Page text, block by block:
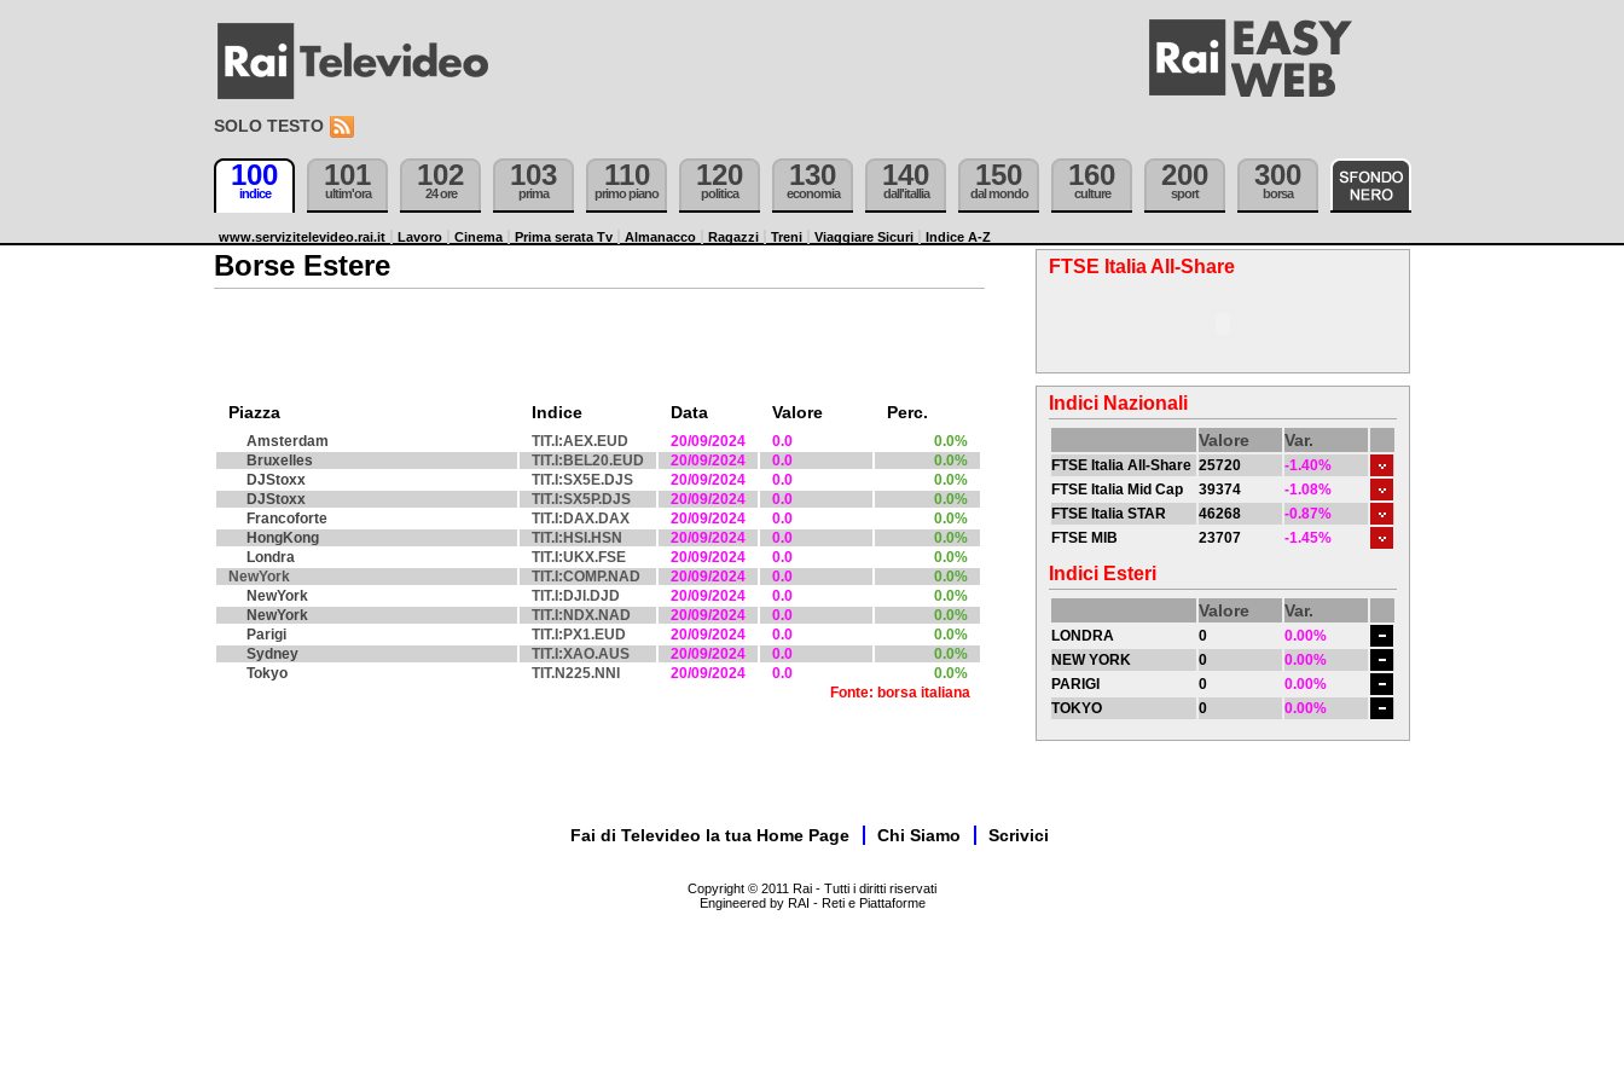
SOLO TESTO
100
indice
101
ultim'ora
102
24 ore
103
prima
110
primo piano
120
politica
130
economia
140
dall'itallia
150
dal mondo
160
culture
200
sport
300
borsa
www.servizitelevideo.rai.it Lavoro Cinema Prima serata Tv Almanacco Ragazzi Treni Viaggiare Sicuri Indice A-Z
Borse Estere
Piazza Indice Data Valore Perc.
Amsterdam TIT.I:AEX.EUD 20/09/2024 0.0
0.0%
Bruxelles
TIT.I:BEL20.EUD 20/09/2024 0.0
0.0%
DJStoxx
TIT.I:SX5E.DJS 20/09/2024 0.0
0.0%
DJStoxx
TIT.I:SX5P.DJS 20/09/2024 0.0
0.0%
Francoforte
TIT.I:DAX.DAX 20/09/2024 0.0
0.0%
HongKong
TIT.I:HSI.HSN 20/09/2024 0.0
0.0%
Londra
TIT.I:UKX.FSE 20/09/2024 0.0
0.0%
NewYork
TIT.I:COMP.NAD 20/09/2024 0.0
0.0%
NewYork
TIT.I:DJI.DJD 20/09/2024 0.0
0.0%
NewYork
TIT.I:NDX.NAD 20/09/2024 0.0
0.0%
Parigi
TIT.I:PX1.EUD 20/09/2024 0.0
0.0%
Sydney
TIT.I:XAO.AUS 20/09/2024 0.0
0.0%
Tokyo
TIT.N225.NNI 20/09/2024 0.0
0.0%
Fonte: borsa italiana
FTSE Italia All-Share
Indici Nazionali
Valore Var.
FTSE Italia All-Share 25720
-1.40%
FTSE Italia Mid Cap
39374
-1.08%
FTSE Italia STAR
46268
-0.87%
FTSE MIB
23707 -1.45%
Indici Esteri
Valore Var.
LONDRA 0
0.00%
NEW YORK
0
0.00%
PARIGI
0
0.00%
TOKYO
0 0.00%
Fai di Televideo la tua Home Page Chi Siamo Scrivici
Copyright © 2011 Rai - Tutti i diritti riservati
Engineered by RAI - Reti e Piattaforme